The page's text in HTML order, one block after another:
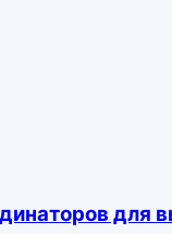
для